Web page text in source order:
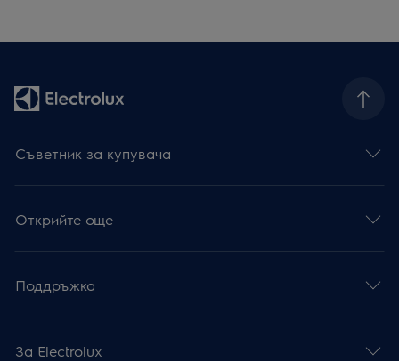
Съветник за купувача
Открийте още
Поддръжка
За Electrolux